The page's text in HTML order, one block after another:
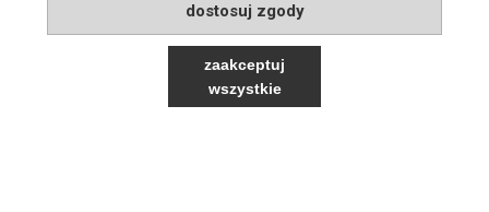
dostosuj zgody
zaakceptuj
wszystkie